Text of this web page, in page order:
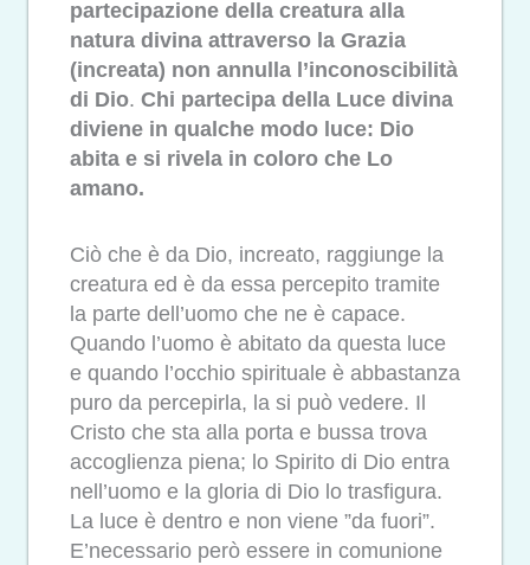
partecipazione della creatura alla
natura divina attraverso la Grazia
(increata) non annulla l’inconoscibilità
di Dio. Chi partecipa della Luce divina
diviene in qualche modo luce: Dio
abita e si rivela in coloro che Lo
amano.
Ciò che è da Dio, increato, raggiunge la
creatura ed è da essa percepito tramite
la parte dell’uomo che ne è capace.
Quando l’uomo è abitato da questa luce
e quando l’occhio spirituale è abbastanza
puro da percepirla, la si può vedere. Il
Cristo che sta alla porta e bussa trova
accoglienza piena; lo Spirito di Dio entra
nell’uomo e la gloria di Dio lo trasfigura.
La luce è dentro e non viene ”da fuori”.
E’necessario però essere in comunione